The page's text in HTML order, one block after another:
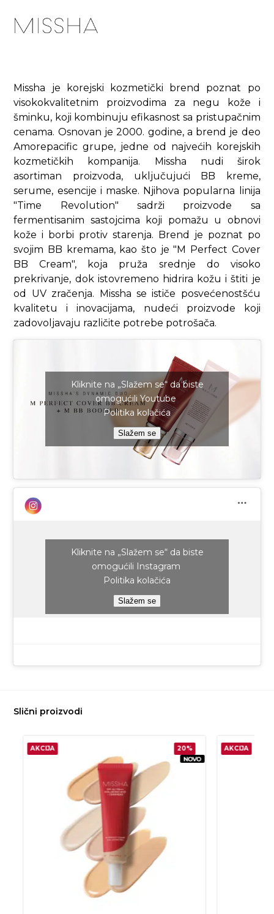
Missha je korejski kozmetički brend poznat po
visokokvalitetnim proizvodima za negu kože i
šminku, koji kombinuju efikasnost sa pristupačnim
cenama. Osnovan je 2000. godine, a brend je deo
Amorepacific grupe, jedne od najvećih korejskih
kozmetičkih kompanija. Missha nudi širok
asortiman proizvoda, uključujući BB kreme,
serume, esencije i maske. Njihova popularna linija
"Time Revolution" sadrži proizvode sa
fermentisanim sastojcima koji pomažu u obnovi
kože i borbi protiv starenja. Brend je poznat po
svojim BB kremama, kao što je "M Perfect Cover
BB Cream", koja pruža srednje do visoko
prekrivanje, dok istovremeno hidrira kožu i štiti je
od UV zračenja. Missha se ističe posvećenostšću
kvalitetu i inovacijama, nudeći proizvode koji
zadovoljavaju različite potrebe potrošača.
Kliknite na „Slažem se“ da biste
omogućili Youtube
Politika kolačića
Slažem se
Kliknite na „Slažem se“ da biste
omogućili Instagram
Politika kolačića
Slažem se
Slični proizvodi
AKCIJA 20% AKCIJA